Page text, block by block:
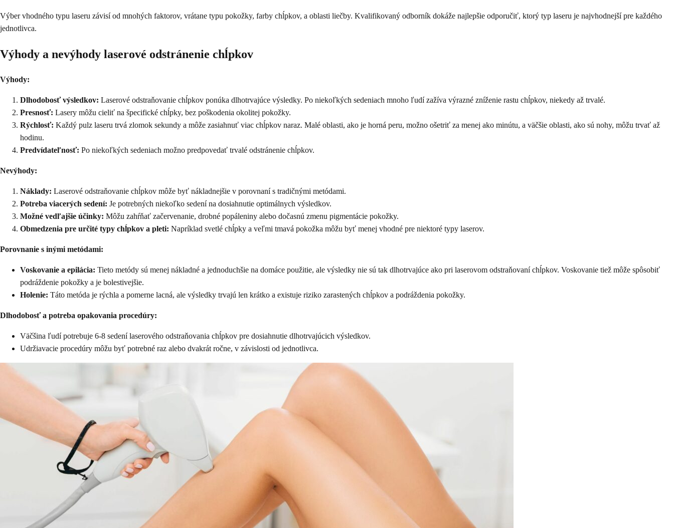
Výber vhodného typu laseru závisí od mnohých faktorov, vrátane typu pokožky, farby chĺpkov, a oblasti liečby. Kvalifikovaný odborník dokáže najlepšie odporučiť, ktorý typ laseru je najvhodnejší pre každého
jednotlivca.
Výhody a nevýhody laserové odstránenie chĺpkov
Výhody:
Dlhodobosť výsledkov: Laserové odstraňovanie chĺpkov ponúka dlhotrvajúce výsledky. Po niekoľkých sedeniach mnoho ľudí zažíva výrazné zníženie rastu chĺpkov, niekedy až trvalé.
Presnosť: Lasery môžu cieliť na špecifické chĺpky, bez poškodenia okolitej pokožky.
Rýchlosť: Každý pulz laseru trvá zlomok sekundy a môže zasiahnuť viac chĺpkov naraz. Malé oblasti, ako je horná peru, možno ošetriť za menej ako minútu, a väčšie oblasti, ako sú nohy, môžu trvať až
hodinu.
Predvídateľnosť: Po niekoľkých sedeniach možno predpovedať trvalé odstránenie chĺpkov.
Nevýhody:
Náklady: Laserové odstraňovanie chĺpkov môže byť nákladnejšie v porovnaní s tradičnými metódami.
Potreba viacerých sedení: Je potrebných niekoľko sedení na dosiahnutie optimálnych výsledkov.
Možné vedľajšie účinky: Môžu zahŕňať začervenanie, drobné popáleniny alebo dočasnú zmenu pigmentácie pokožky.
Obmedzenia pre určité typy chĺpkov a pleti: Napríklad svetlé chĺpky a veľmi tmavá pokožka môžu byť menej vhodné pre niektoré typy laserov.
Porovnanie s inými metódami:
Voskovanie a epilácia: Tieto metódy sú menej nákladné a jednoduchšie na domáce použitie, ale výsledky nie sú tak dlhotrvajúce ako pri laserovom odstraňovaní chĺpkov. Voskovanie tiež môže spôsobiť
podráždenie pokožky a je bolestivejšie.
Holenie: Táto metóda je rýchla a pomerne lacná, ale výsledky trvajú len krátko a existuje riziko zarastených chĺpkov a podráždenia pokožky.
Dlhodobosť a potreba opakovania procedúry:
Väčšina ľudí potrebuje 6-8 sedení laserového odstraňovania chĺpkov pre dosiahnutie dlhotrvajúcich výsledkov.
Udržiavacie procedúry môžu byť potrebné raz alebo dvakrát ročne, v závislosti od jednotlivca.